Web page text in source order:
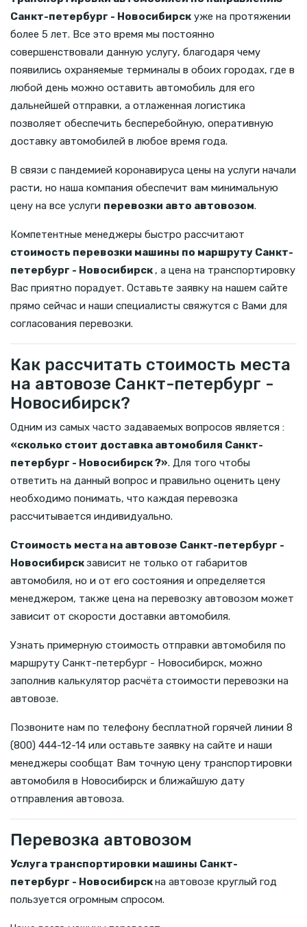
Санкт-петербург - Новосибирск уже на протяжении
более 5 лет. Все это время мы постоянно
совершенствовали данную услугу, благодаря чему
появились охраняемые терминалы в обоих городах, где в
любой день можно оставить автомобиль для его
дальнейшей отправки, а отлаженная логистика
позволяет обеспечить бесперебойную, оперативную
доставку автомобилей в любое время года.
В связи с пандемией коронавируса цены на услуги начали
расти, но наша компания обеспечит вам минимальную
цену на все услуги перевозки авто автовозом.
Компетентные менеджеры быстро рассчитают
стоимость перевозки машины по маршруту Санкт-
петербург - Новосибирск , а цена на транспортировку
Вас приятно порадует. Оставьте заявку на нашем сайте
прямо сейчас и наши специалисты свяжутся с Вами для
согласования перевозки.
Как рассчитать стоимость места
на автовозе Санкт-петербург -
Новосибирск?
Одним из самых часто задаваемых вопросов является :
«сколько стоит доставка автомобиля Санкт-
петербург - Новосибирск ?». Для того чтобы
ответить на данный вопрос и правильно оценить цену
необходимо понимать, что каждая перевозка
рассчитывается индивидуально.
Стоимость места на автовозе Санкт-петербург -
Новосибирскзависит не только от габаритов
автомобиля, но и от его состояния и определяется
менеджером, также цена на перевозку автовозом может
зависит от скорости доставки автомобиля.
Узнать примерную стоимость отправки автомобиля по
маршруту Санкт-петербург - Новосибирск, можно
заполнив калькулятор расчёта стоимости перевозки на
автовозе.
Позвоните нам по телефону бесплатной горячей линии 8
(800) 444-12-14 или оставьте заявку на сайте и наши
менеджеры сообщат Вам точную цену транспортировки
автомобиля в Новосибирск и ближайшую дату
отправления автовоза.
Перевозка автовозом
Услуга транспортировки машины Санкт-
петербург - Новосибирскна автовозе круглый год
пользуется огромным спросом.